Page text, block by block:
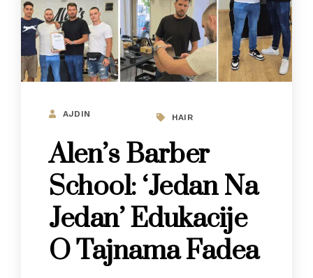
AJDIN HAIR
Alen’s Barber
School: ‘Jedan Na
Jedan’ Edukacije
O Tajnama Fadea